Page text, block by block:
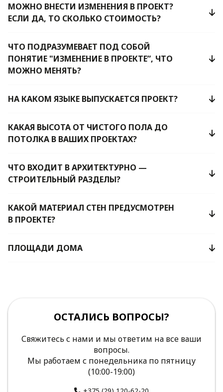
МОЖНО ВНЕСТИ ИЗМЕНЕНИЯ В ПРОЕКТ?
ЕСЛИ ДА, ТО СКОЛЬКО СТОИМОСТЬ?
ЧТО ПОДРАЗУМЕВАЕТ ПОД СОБОЙ
ПОНЯТИЕ "ИЗМЕНЕНИЕ В ПРОЕКТЕ”, ЧТО
МОЖНО МЕНЯТЬ?
НА КАКОМ ЯЗЫКЕ ВЫПУСКАЕТСЯ ПРОЕКТ?
КАКАЯ ВЫСОТА ОТ ЧИСТОГО ПОЛА ДО
ПОТОЛКА В ВАШИХ ПРОЕКТАХ?
ЧТО ВХОДИТ В АРХИТЕКТУРНО —
СТРОИТЕЛЬНЫЙ РАЗДЕЛЫ?
КАКОЙ МАТЕРИАЛ СТЕН ПРЕДУСМОТРЕН
В ПРОЕКТЕ?
ПЛОЩАДИ ДОМА
ОСТАЛИСЬ ВОПРОСЫ?
Свяжитесь с нами и мы ответим на все ваши
вопросы.
Мы работаем с понедельника по пятницу
(10:00-19:00)